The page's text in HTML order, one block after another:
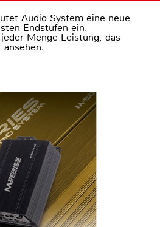
Audio System eine neue
Endstufen ein.
Menge Leistung, das